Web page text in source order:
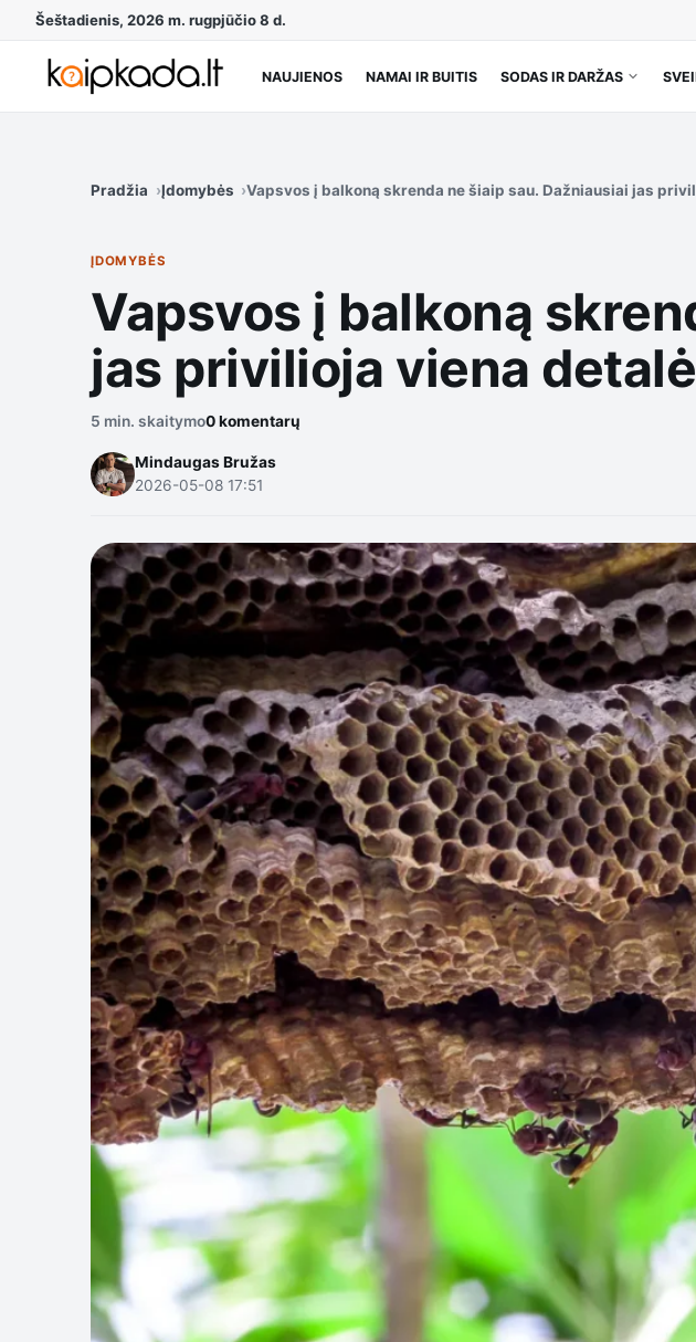
Šeštadienis, 2026 m. rugpjūčio 8 d.
NAUJIENOS NAMAI IR BUITIS SODAS IR DARŽAS
Pradžia Įdomybės Vapsvos į balkoną skrenda ne šiaip sau. Dažniausiai jas
ĮDOMYBĖS
Vapsvos į balkoną
jas privilioja viena detalė
5 min. skaitymo0 komentarų
Mindaugas Bružas
2026-05-08 17:51